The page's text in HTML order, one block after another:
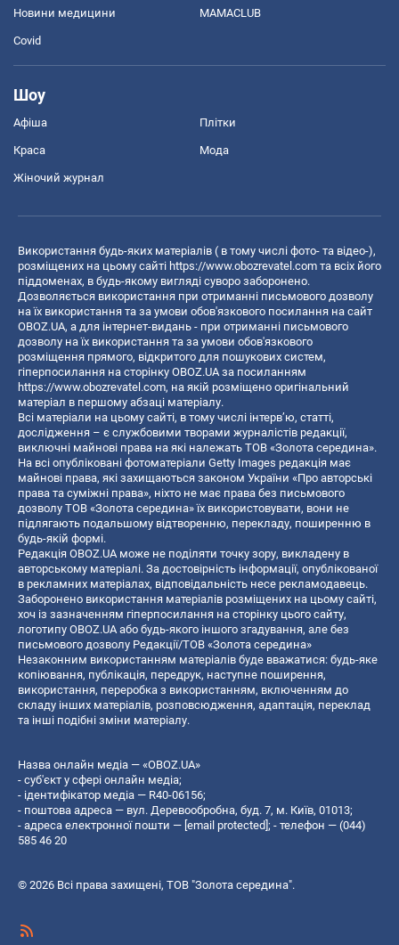
Новини медицини MAMACLUB
Covid
Шоу
Афіша Плітки
Краса Мода
Жіночий журнал
Використання будь-яких матеріалів ( в тому числі фото- та відео-),
розміщених на цьому сайті https://www.obozrevatel.com та всіх його
піддоменах, в будь-якому вигляді суворо заборонено.
Дозволяється використання при отриманні письмового дозволу
на їх використання та за умови обов'язкового посилання на сайт
OBOZ.UA, а для інтернет-видань - при отриманні письмового
дозволу на їх використання та за умови обов'язкового
розміщення прямого, відкритого для пошукових систем,
гіперпосилання на сторінку OBOZ.UA за посиланням
https://www.obozrevatel.com, на якій розміщено оригінальний
матеріал в першому абзаці матеріалу.
Всі матеріали на цьому сайті, в тому числі інтерв’ю, статті,
дослідження – є службовими творами журналістів редакції,
виключні майнові права на які належать ТОВ «Золота середина».
На всі опубліковані фотоматеріали Getty Images редакція має
майнові права, які захищаються законом України «Про авторські
права та суміжні права», ніхто не має права без письмового
дозволу ТОВ «Золота середина» їх використовувати, вони не
підлягають подальшому відтворенню, перекладу, поширенню в
будь-якій формі.
Редакція OBOZ.UA може не поділяти точку зору, викладену в
авторському матеріалі. За достовірність інформації, опублікованої
в рекламних матеріалах, відповідальність несе рекламодавець.
Заборонено використання матеріалів розміщених на цьому сайті,
хоч із зазначенням гіперпосилання на сторінку цього сайту,
логотипу OBOZ.UA або будь-якого іншого згадування, але без
письмового дозволу Редакції/ТОВ «Золота середина»
Незаконним використанням матеріалів буде вважатися: будь-яке
копiювання, публiкацiя, передрук, наступне поширення,
використання, переробка з використанням, включенням до
складу інших матеріалів, розповсюдження, адаптація, переклад
та інші подібні зміни матеріалу.
Назва онлайн медіа — «OBOZ.UA»
- суб'єкт у сфері онлайн медіа;
- ідентифікатор медіа — R40-06156;
- поштова адреса — вул. Деревообробна, буд. 7, м. Київ, 01013;
- адреса електронної пошти — [email protected]; - телефон — (044)
585 46 20
© 2026 Всі права захищені, ТОВ "Золота середина".